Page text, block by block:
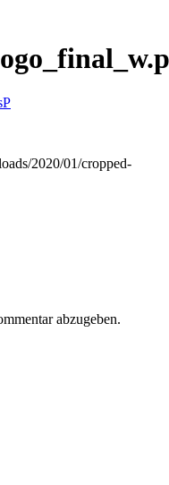
2020/01/cropped-
abzugeben.